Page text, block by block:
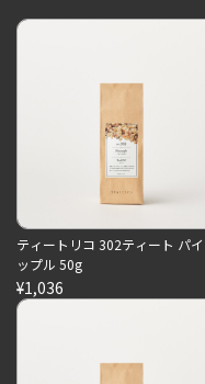
ティートリコ 302ティート パ
ップル 50g
¥1,036